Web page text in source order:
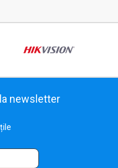
newsletter